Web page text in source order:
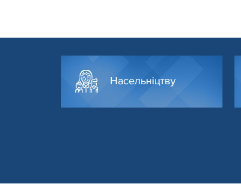
Насельніцтву